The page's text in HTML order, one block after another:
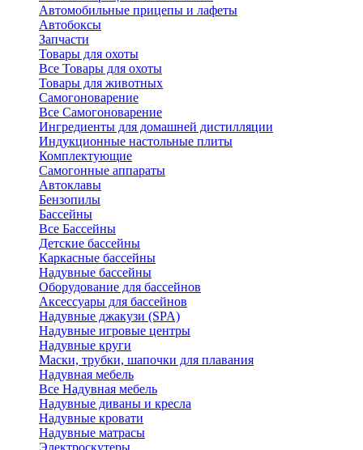
Автомобильные прицепы и лафеты
Автобоксы
Запчасти
Товары для охоты
Все Товары для охоты
Товары для животных
Самогоноварение
Все Самогоноварение
Ингредиенты для домашней дистилляции
Индукционные настольные плиты
Комплектующие
Самогонные аппараты
Автоклавы
Бензопилы
Бассейны
Все Бассейны
Детские бассейны
Каркасные бассейны
Надувные бассейны
Оборудование для бассейнов
Аксессуары для бассейнов
Надувные джакузи (SPA)
Надувные игровые центры
Надувные круги
Маски, трубки, шапочки для плавания
Надувная мебель
Все Надувная мебель
Надувные диваны и кресла
Надувные кровати
Надувные матрасы
Электроскутеры